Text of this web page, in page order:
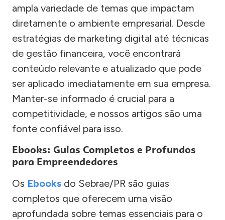
ampla variedade de temas que impactam
diretamente o ambiente empresarial. Desde
estratégias de marketing digital até técnicas
de gestão financeira, você encontrará
conteúdo relevante e atualizado que pode
ser aplicado imediatamente em sua empresa.
Manter-se informado é crucial para a
competitividade, e nossos artigos são uma
fonte confiável para isso.
Ebooks: Guias Completos e Profundos
para Empreendedores
Os Ebooks do Sebrae/PR são guias
completos que oferecem uma visão
aprofundada sobre temas essenciais para o